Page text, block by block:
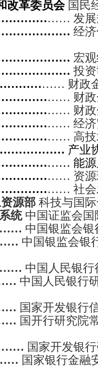
改革委员会 国民
…… 发展
经
宏
投
…… 财政
…… 财政
…… 财
…… 经济
…… 高
产业
…… 能
…… 资源
…… 社会
源部 科技与国
统 中国证监会
中国银监会
中国银监会银
中国人民银
中国人民银行
国家开发银行
国开行研究院
国家开发银
国家银行金融